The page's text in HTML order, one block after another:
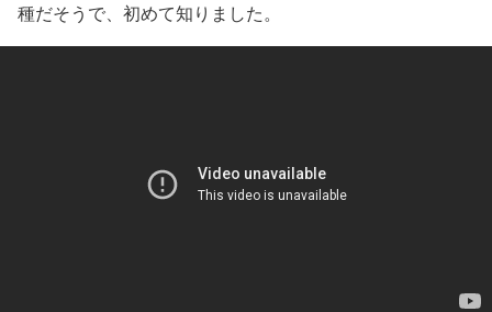
種だそうで、初めて知りました。